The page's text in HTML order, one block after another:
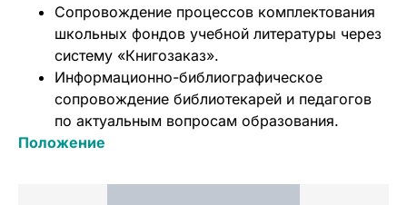
Сопровождение процессов комплектования
школьных фондов учебной литературы через
систему «Книгозаказ».
Информационно-библиографическое
сопровождение библиотекарей и педагогов
по актуальным вопросам образования.
Положение